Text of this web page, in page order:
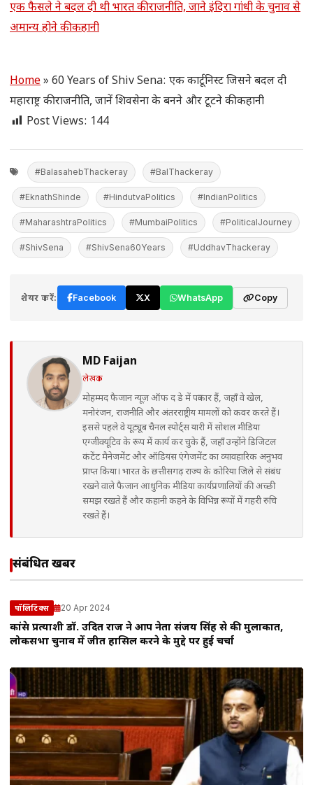
एक फैसले ने बदल दी थी भारत की राजनीति, जाने इंदिरा गांधी के चुनाव से
अमान्य होने की कहानी
Home» 60 Years of Shiv Sena: एक कार्टूनिस्ट जिसने बदल दी
महाराष्ट्र की राजनीति, जानें शिवसेना के बनने और टूटने की कहानी
Post Views: 144
#BalasahebThackeray #BalThackeray
#EknathShinde #HindutvaPolitics #IndianPolitics
#MaharashtraPolitics #MumbaiPolitics #PoliticalJourney
#ShivSena #ShivSena60Years #UddhavThackeray
शेयर करें: Facebook X WhatsApp Copy
MD Faijan
लेखक
मोहम्मद फैजान न्यूज़ ऑफ द डे में पत्रकार हैं, जहाँ वे खेल,
मनोरंजन, राजनीति और अंतरराष्ट्रीय मामलों को कवर करते हैं।
इससे पहले वे यूट्यूब चैनल स्पोर्ट्स यारी में सोशल मीडिया
एग्जीक्यूटिव के रूप में कार्य कर चुके हैं, जहाँ उन्होंने डिजिटल
कंटेंट मैनेजमेंट और ऑडियंस एंगेजमेंट का व्यावहारिक अनुभव
प्राप्त किया। भारत के छत्तीसगढ़ राज्य के कोरिया जिले से संबंध
रखने वाले फैजान आधुनिक मीडिया कार्यप्रणालियों की अच्छी
समझ रखते हैं और कहानी कहने के विभिन्न रूपों में गहरी रुचि
रखते हैं।
संबंधित खबरें
पॉलिटिक्स 20 Apr 2024
कांग्रेस प्रत्याशी डॉ. उदित राज ने आप नेता संजय सिंह से की मुलाकात,
लोकसभा चुनाव में जीत हासिल करने के मुद्दे पर हुई चर्चा